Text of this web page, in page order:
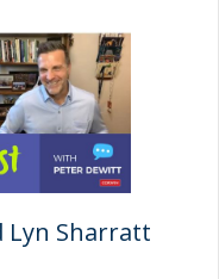
Lyn Sharratt